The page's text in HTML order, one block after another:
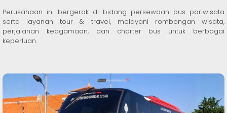
Perusahaan ini bergerak di bidang persewaan bus pariwisata
serta layanan tour & travel, melayani rombongan wisata,
perjalanan keagamaan, dan charter bus untuk berbagai
keperluan.